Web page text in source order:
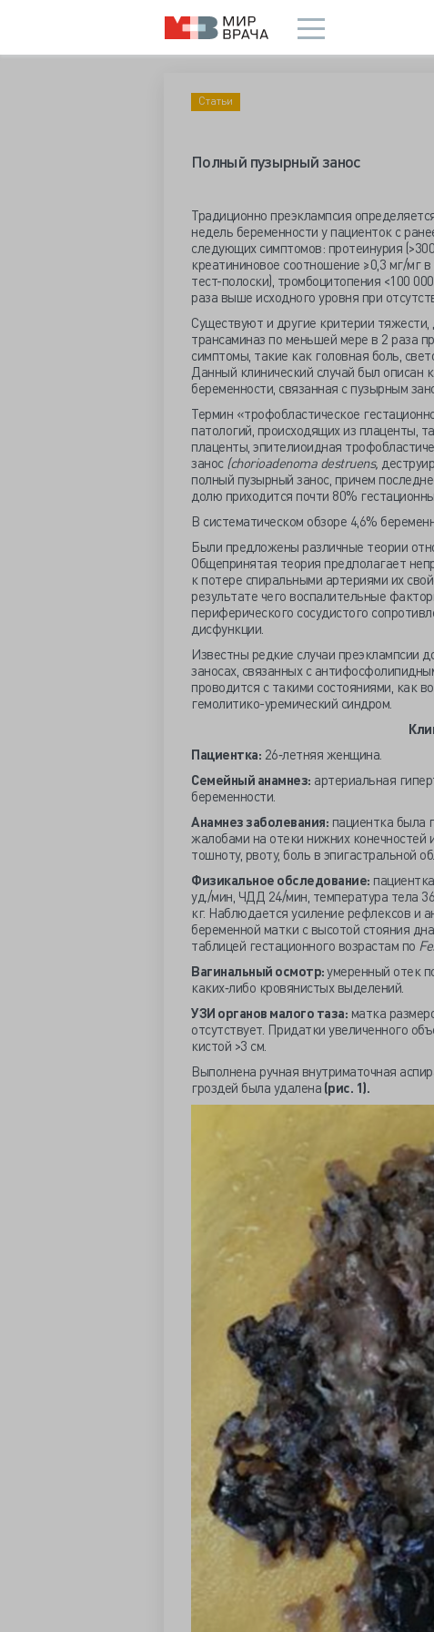
Статьи
Полный пузырный занос
Традиционно преэклампсия
недель беременности у пациенток с
следующих симптомов: протеинурия
креатининовое соотношение ≥0,3 мг/мг
тест-полоски), тромбоцитопения <100
раза выше исходного уровня при
Существуют и другие критерии
трансаминаз по меньшей мере в 2 раза
симптомы, такие как головная боль,
Данный клинический случай был описан
беременности, связанная с пузырным
Термин «трофобластическое
патологий, происходящих из плаценты,
плаценты, эпителиоидная
занос (chorioadenoma destruens,
полный пузырный занос, причем
долю приходится почти 80%
В систематическом обзоре 4,6%
Были предложены различные теории
Общепринятая теория предполагает
к потере спиральными артериями их
результате чего воспалительные
периферического сосудистого
дисфункции.
Известны редкие случаи преэклампсии
заносах, связанных с
проводится с такими состояниями, как
гемолитико-уремический синдром.
Пациентка: 26‐летняя женщина.
Семейный анамнез: артериальная
беременности.
Анамнез заболевания: пациентка была
жалобами на отеки нижних конечностей
тошноту, рвоту, боль в эпигастральной
Физикальное обследование:
уд./мин, ЧДД 24/мин, температура тела
кг. Наблюдается усиление рефлексов и
беременной матки с высотой стояния
таблицей гестационного возрастам по
Вагинальный осмотр:умеренный отек
каких‐либо кровянистых выделений.
УЗИ органов малого таза: матка
отсутствует. Придатки увеличенного
кистой >3 см.
Выполнена ручная внутриматочная
гроздей была удалена (рис. 1).